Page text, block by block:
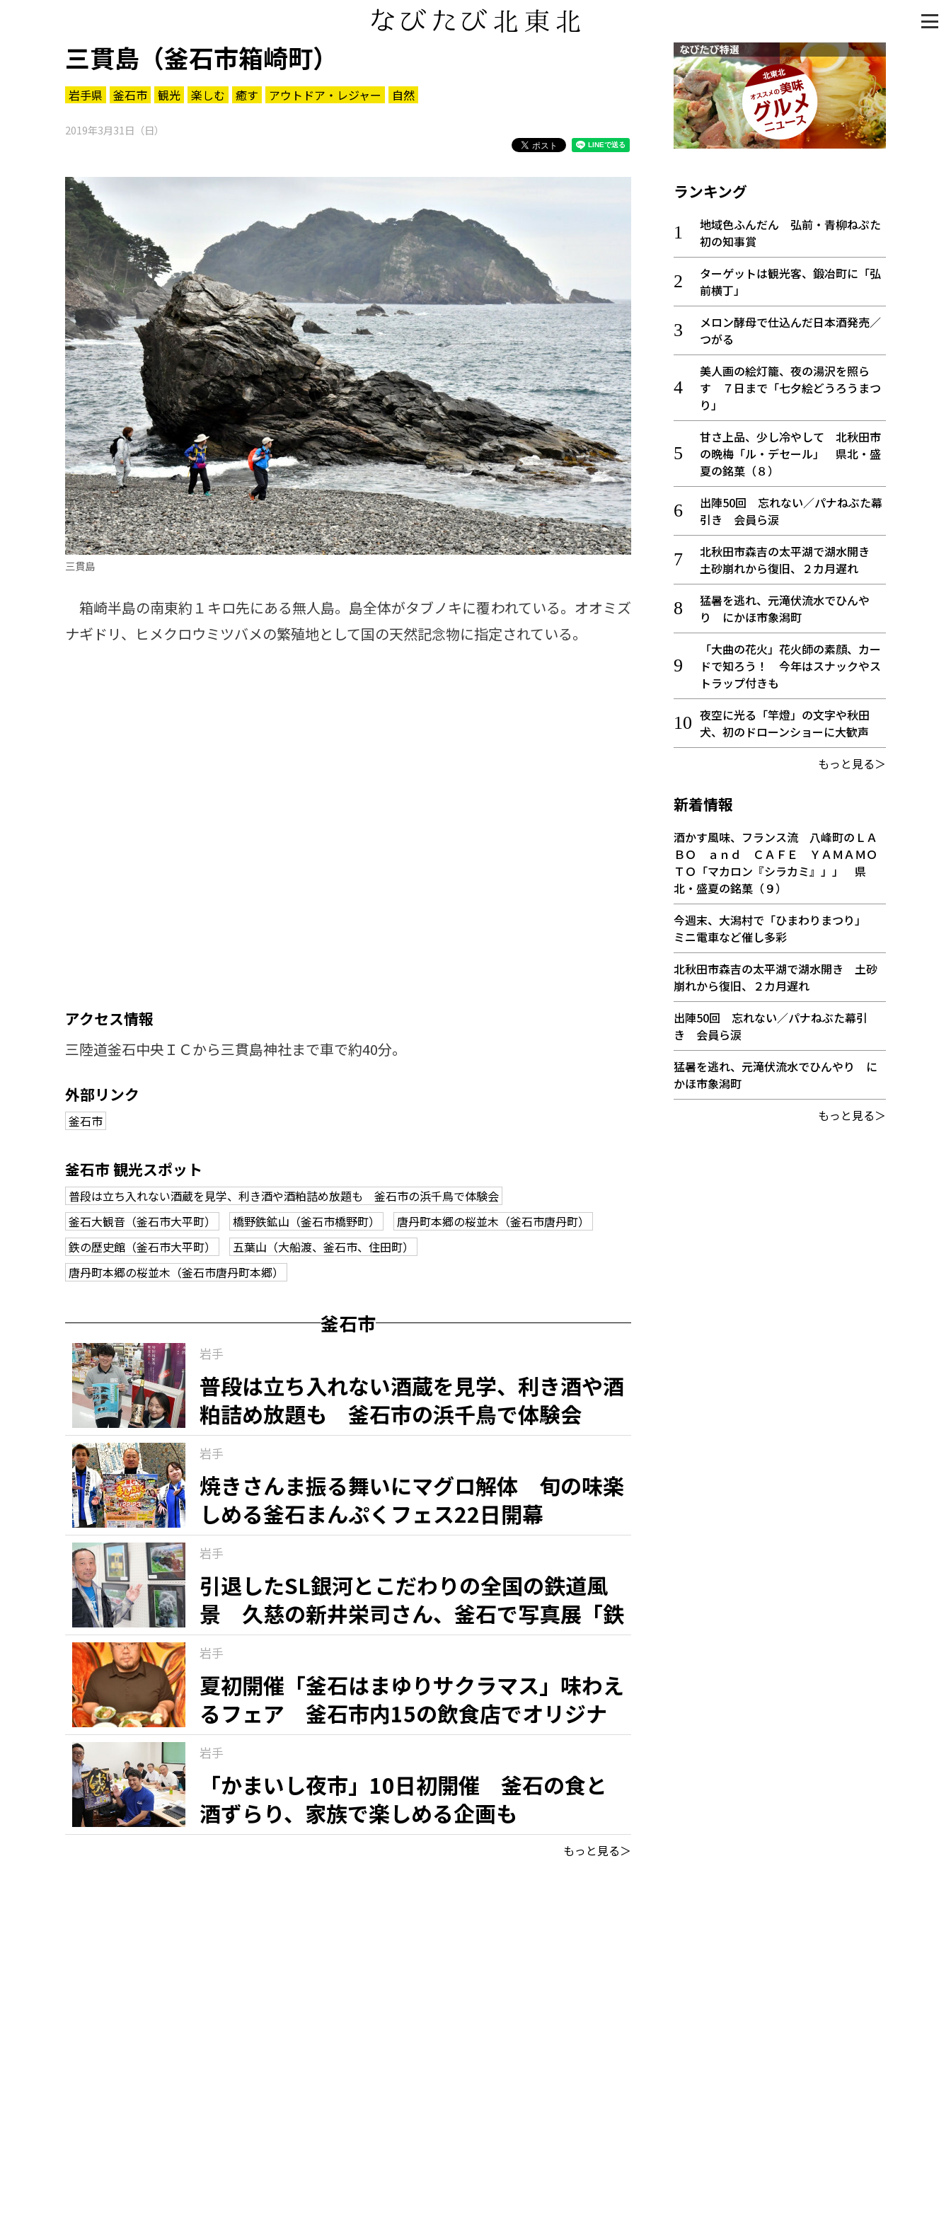
三貫島（釜石市箱崎町）
岩手県 釜石市 観光 楽しむ 癒す アウトドア・レジャー 自然
2019年3月31日（日）
三貫島
箱崎半島の南東約１キロ先にある無人島。島全体がタブノキに覆われている。オオミズ
ナギドリ、ヒメクロウミツバメの繁殖地として国の天然記念物に指定されている。
アクセス情報
三陸道釜石中央ＩＣから三貫島神社まで車で約40分。
外部リンク
釜石市
釜石市 観光スポット
普段は立ち入れない酒蔵を見学、利き酒や酒粕詰め放題も 釜石市の浜千鳥で体験会
釜石大観音（釜石市大平町）
橋野鉄鉱山（釜石市橋野町）
唐丹町本郷の桜並木（釜石市唐丹町）
鉄の歴史館（釜石市大平町）
五葉山（大船渡、釜石市、住田町）
唐丹町本郷の桜並木（釜石市唐丹町本郷）
釜石市
岩手
普段は立ち入れない酒蔵を見学、利き酒や酒
粕詰め放題も 釜石市の浜千鳥で体験会
岩手
焼きさんま振る舞いにマグロ解体 旬の味楽
しめる釜石まんぷくフェス22日開幕
岩手
引退したSL銀河とこだわりの全国の鉄道風
景 久慈の新井栄司さん、釜石で写真展「鉄
道と風景」
岩手
夏初開催「釜石はまゆりサクラマス」味わえ
るフェア 釜石市内15の飲食店でオリジナ
ルメニュー
岩手
「かまいし夜市」10日初開催 釜石の食と
酒ずらり、家族で楽しめる企画も
もっと見る＞
ランキング
地域色ふんだん 弘前・青柳ねぷた
初の知事賞
ターゲットは観光客、鍛冶町に「弘
前横丁」
メロン酵母で仕込んだ日本酒発売／
つがる
美人画の絵灯籠、夜の湯沢を照ら
す ７日まで「七夕絵どうろうまつ
り」
甘さ上品、少し冷やして 北秋田市
の晩梅「ル・デセール」 県北・盛
夏の銘菓（８）
出陣50回 忘れない／パナねぶた幕
引き 会員ら涙
北秋田市森吉の太平湖で湖水開き
土砂崩れから復旧、２カ月遅れ
猛暑を逃れ、元滝伏流水でひんや
り にかほ市象潟町
「大曲の花火」花火師の素顔、カー
ドで知ろう！ 今年はスナックやス
トラップ付きも
夜空に光る「竿燈」の文字や秋田
犬、初のドローンショーに大歓声
もっと見る＞
新着情報
酒かす風味、フランス流 八峰町のＬＡ
ＢＯ ａｎｄ ＣＡＦＥ ＹＡＭＡＭＯ
ＴＯ「マカロン『シラカミ』」」 県
北・盛夏の銘菓（９）
今週末、大潟村で「ひまわりまつり」
ミニ電車など催し多彩
北秋田市森吉の太平湖で湖水開き 土砂
崩れから復旧、２カ月遅れ
出陣50回 忘れない／パナねぶた幕引
き 会員ら涙
猛暑を逃れ、元滝伏流水でひんやり に
かほ市象潟町
もっと見る＞
パワースポット
まつり・イベント
おみやげ・特産
道の駅・産直
アウトドア・レジャー
ご当地グルメ